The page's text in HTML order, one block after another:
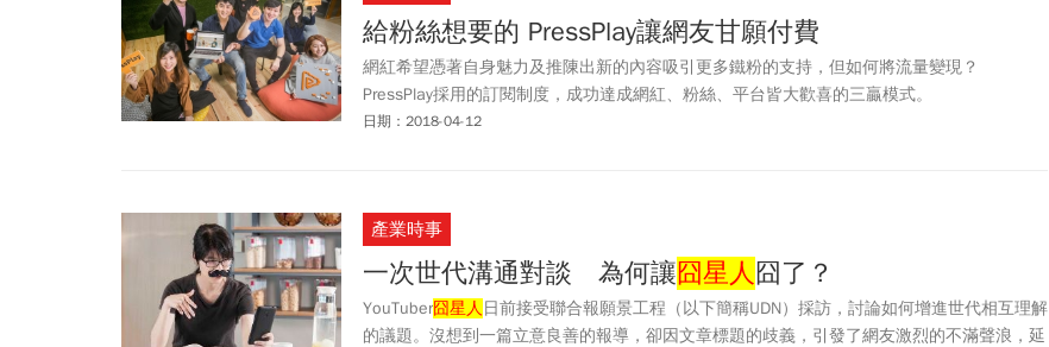
給粉絲想要的 PressPlay讓網友甘願付費
網紅希望憑著自身魅力及推陳出新的內容吸引更多鐵粉的支持，但如何將流量變現？
PressPlay採用的訂閱制度，成功達成網紅、粉絲、平台皆大歡喜的三贏模式。
日期：2018-04-12
產業時事
一次世代溝通對談 為何讓囧星人囧了？
YouTuber囧星人 日前接受聯合報願景工程（以下簡稱UDN）採訪，討論如何增進世代相互理解
的議題。沒想到一篇立意良善的報導，卻因文章標題的歧義，引發了網友激烈的不滿聲浪，延